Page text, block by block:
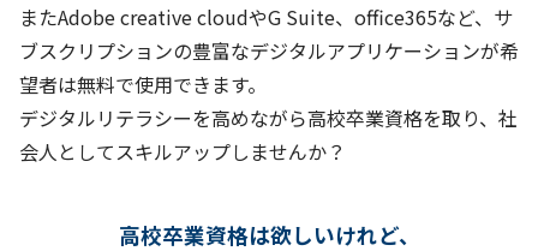
またAdobe creative cloudやG Suite、office365など、サ
ブスクリプションの豊富なデジタルアプリケーションが希
望者は無料で使用できます。
デジタルリテラシーを高めながら高校卒業資格を取り、社
会人としてスキルアップしませんか？
高校卒業資格は欲しいけれど、